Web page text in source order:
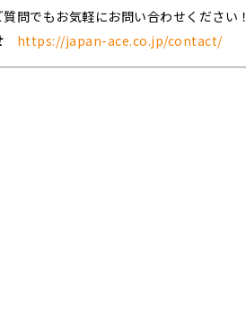
でもお気軽にお問い合わせください！
https://japan-ace.co.jp/contact/